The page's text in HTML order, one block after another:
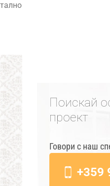
Поискай
проект
Говори с наш
+359